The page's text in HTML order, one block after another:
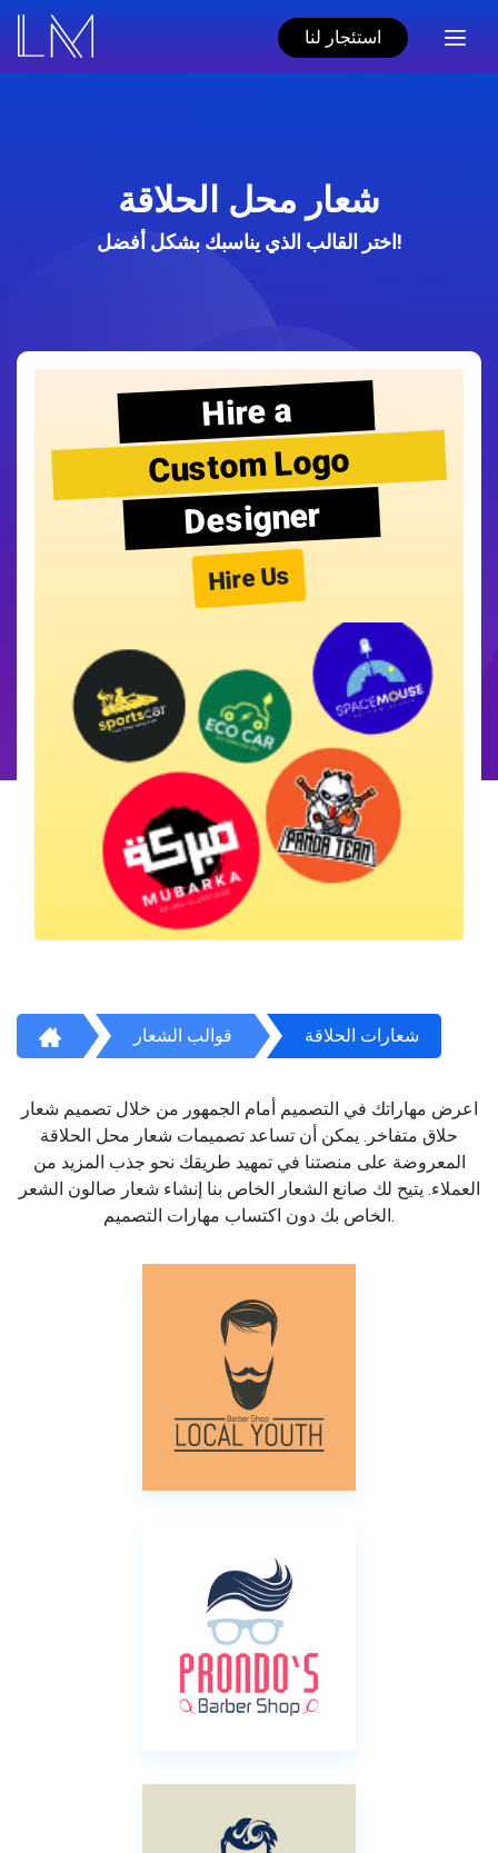
استئجار لنا
شعار محل الحلاقة
اختر القالب الذي يناسبك بشكل أفضل!
Hire a
Custom Logo
Designer
Hire Us
قوالب الشعار شعارات الحلاقة
اعرض مهاراتك في التصميم أمام الجمهور من خلال تصميم شعار
حلاق متفاخر. يمكن أن تساعد تصميمات شعار محل الحلاقة
المعروضة على منصتنا في تمهيد طريقك نحو جذب المزيد من
العملاء. يتيح لك صانع الشعار الخاص بنا إنشاء شعار صالون الشعر
الخاص بك دون اكتساب مهارات التصميم.